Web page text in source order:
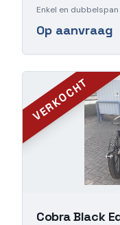
Enkel en dubbelspan
Op aanvraag
VERKOCHT
Cobra Black